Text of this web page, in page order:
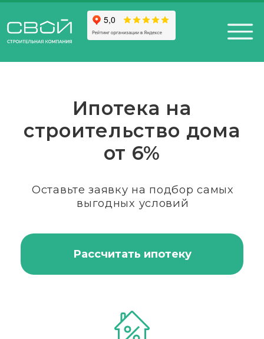
(812) 611-24-42
200-25-57
Санкт-Петербург,
District DAA
от 6%
Оставьте заявку на подбор самых
выгодных условий